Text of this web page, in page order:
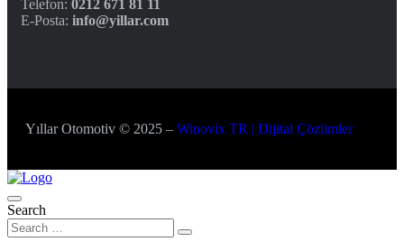
Telefon: 0212 671 81 11
E-Posta: info@yillar.com
Yıllar Otomotiv © 2025 – Winovix TR | Dijital Çözümler
Search